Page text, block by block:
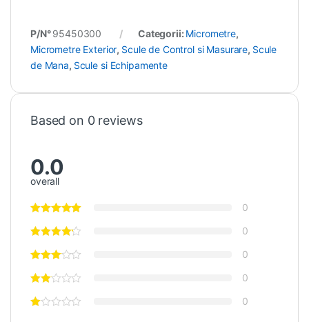
P/N°95450300 Categorii: Micrometre,
Micrometre Exterior, Scule de Control si Masurare, Scule
de Mana, Scule si Echipamente
Based on 0 reviews
0.0
overall
0
0
0
0
0